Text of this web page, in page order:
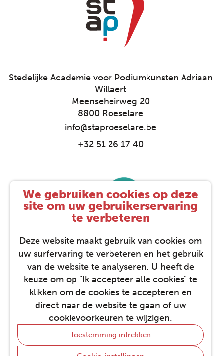
We gebruiken cookies op deze
site om uw gebruikerservaring
te verbeteren
Deze website maakt gebruik van cookies om
uw surfervaring te verbeteren en het gebruik
van de website te analyseren. U heeft de
keuze om op "Ik accepteer alle cookies" te
klikken om de cookies te accepteren en
direct naar de website te gaan of uw
cookievoorkeuren te wijzigen.
Toestemming intrekken
Stedelijke Academie voor Podiumkunsten Adriaan
Willaert
Meenseheirweg 20
8800 Roeselare
info@staproeselare.be
+32 51 26 17 40
STAP © 2026
Privacy-instellingen
Cookie policy
Privacybeleid